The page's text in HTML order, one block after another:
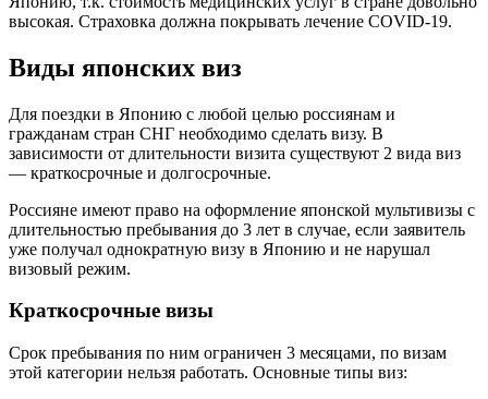
высокая. Страховка должна покрывать лечение COVID-19.
Виды японских виз
Для поездки в Японию с любой целью россиянам и
гражданам стран СНГ необходимо сделать визу. В
зависимости от длительности визита существуют 2 вида виз
— краткосрочные и долгосрочные.
Россияне имеют право на оформление японской мультивизы с
длительностью пребывания до 3 лет в случае, если заявитель
уже получал однократную визу в Японию и не нарушал
визовый режим.
Краткосрочные визы
Срок пребывания по ним ограничен 3 месяцами, по визам
этой категории нельзя работать. Основные типы виз: